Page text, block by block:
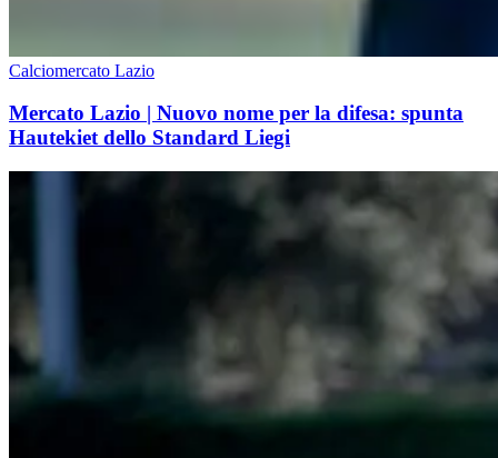
Calciomercato Lazio
Mercato Lazio | Nuovo nome per la difesa: spunta
Hautekiet dello Standard Liegi